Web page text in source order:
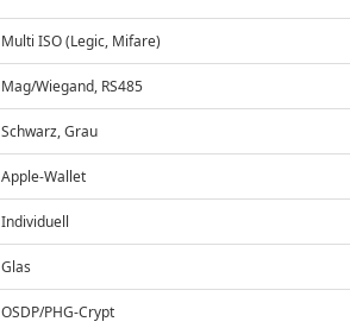
Multi ISO (Legic, Mifare)
Mag/Wiegand, RS485
Schwarz, Grau
Apple-Wallet
Individuell
Glas
OSDP/PHG-Crypt